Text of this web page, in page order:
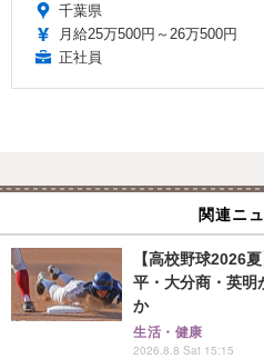
千葉県
月給25万500円～26万500円
正社員
関連ニ
【高校野球2026
平・大分商・英明
か
生活・健康
2026.8.8 Sat 15:15